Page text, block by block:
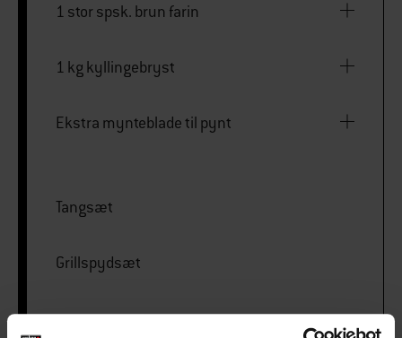
1 stor spsk. brun farin
1 kg kyllingebryst
Ekstra mynteblade til pynt
Tangsæt
Grillspydsæt